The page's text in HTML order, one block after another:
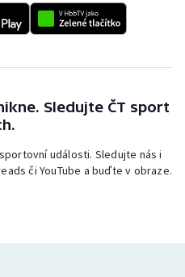
Sledujte ČT sport
události. Sledujte nás i
či YouTube a buďte v obraze.